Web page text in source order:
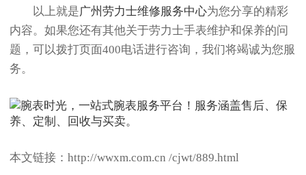
以上就是广州劳力士维修服务中心为您分享的精彩
内容。如果您还有其他关于劳力士手表维护和保养的问
题，可以拨打页面400电话进行咨询，我们将竭诚为您服
务。
本文链接：http://wwxm.com.cn /cjwt/889.html